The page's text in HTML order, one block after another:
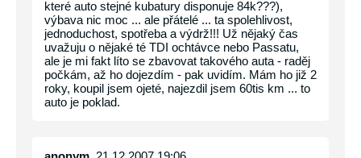
které auto stejné kubatury disponuje 84k???),
výbava nic moc ... ale přátelé ... ta spolehlivost,
jednoduchost, spotřeba a výdrž!!! Už nějaký čas
uvažuju o nějaké té TDI ochtávce nebo Passatu,
ale je mi fakt líto se zbavovat takového auta - raděj
počkám, až ho dojezdím - pak uvidím. Mám ho již 2
roky, koupil jsem ojeté, najezdil jsem 60tis km ... to
auto je poklad.